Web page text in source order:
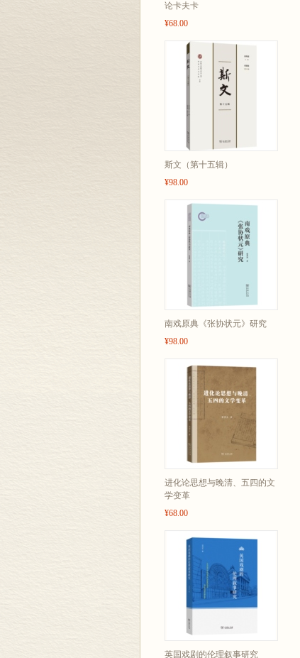
论卡夫卡
¥68.00
斯文（第十五辑）
¥98.00
南戏原典《张协状元》研究
¥98.00
进化论思想与晚清、五四的文
学变革
¥68.00
英国戏剧的伦理叙事研究